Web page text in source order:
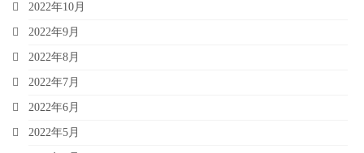
2022年10月
2022年9月
2022年8月
2022年7月
2022年6月
2022年5月